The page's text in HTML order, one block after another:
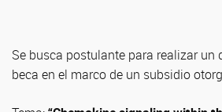
Se busca postulante para realizar un
beca en el marco de un subsidio